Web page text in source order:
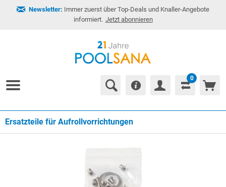
Newsletter: Immer zuerst über Top-Deals und Knaller-Angebote
informiert. Jetzt abonnieren
0
Ersatzteile für Aufrollvorrichtungen